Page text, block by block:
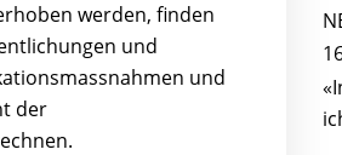
werden, finden
und
und
der